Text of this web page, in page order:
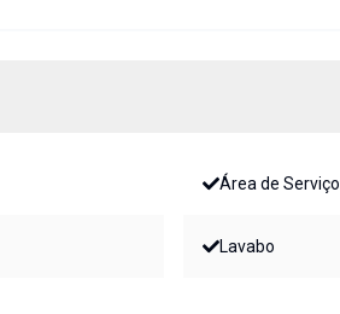
Área de Serviço
Lavabo